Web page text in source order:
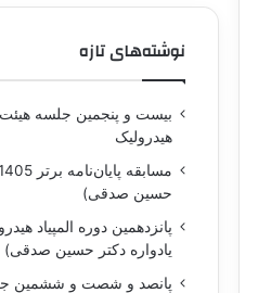
نوشته‌های تازه
بيست و پنجمين جلسه هيئت
هيدروليک
حسين صدقی)
پانزدهمين دوره المپياد
يادواره دکتر حسين صدقی)
پانصد و شصت و ششمين